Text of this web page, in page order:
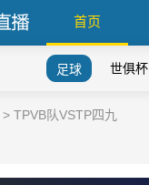
首页
足球 世俱杯
> TPVB队VSTP四九